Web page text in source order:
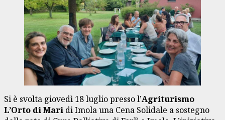
Si è svolta giovedì 18 luglio presso l’Agriturismo
L’Orto di Mari di Imola una Cena Solidale a sostegno